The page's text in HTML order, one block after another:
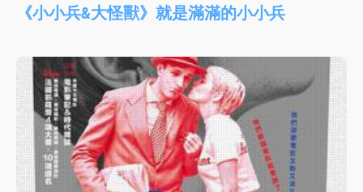
《小小兵&大怪獸》就是滿滿的小小兵